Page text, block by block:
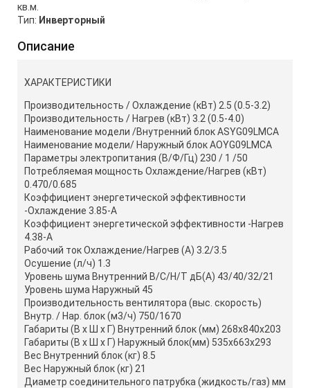
кв.м.
Тип: Инверторный
Описание
ХАРАКТЕРИСТИКИ
Производительность / Охлаждение (кВт) 2.5 (0.5-3.2)
Производительность / Нагрев (кВт) 3.2 (0.5-4.0)
Наименование модели /Внутренний блок ASYG09LMCA
Наименование модели/ Наружный блок AOYG09LMCA
Параметры электропитания (В/Ф/Гц) 230 / 1 /50
Потребляемая мощность Охлаждение/Нагрев (кВт)
0.470/0.685
Коэффициент энергетической эффективности
-Охлаждение 3.85-A
Коэффициент энергетической эффективности -Нагрев
4.38-A
Рабочий ток Охлаждение/Нагрев (A) 3.2/3.5
Осушение (л/ч) 1.3
Уровень шума Внутренний В/С/Н/Т дБ(А) 43/40/32/21
Уровень шума Наружный 45
Производительность вентилятора (выс. скорость)
Внутр. / Нар. блок (м3/ч) 750/1670
Габариты (В x Ш x Г) Внутренний блок (мм) 268x840x203
Габариты (В x Ш x Г) Наружный блок(мм) 535x663x293
Вес Внутренний блок (кг) 8.5
Вес Наружный блок (кг) 21
Диаметр соединительного патрубка (жидкость/газ) мм